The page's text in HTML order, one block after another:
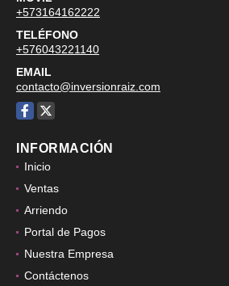
+573164162222
TELÉFONO
+576043221140
EMAIL
contacto@inversionraiz.com
Facebook
X
INFORMACIÓN
Inicio
Ventas
Arriendo
Portal de Pagos
Nuestra Empresa
Contáctenos